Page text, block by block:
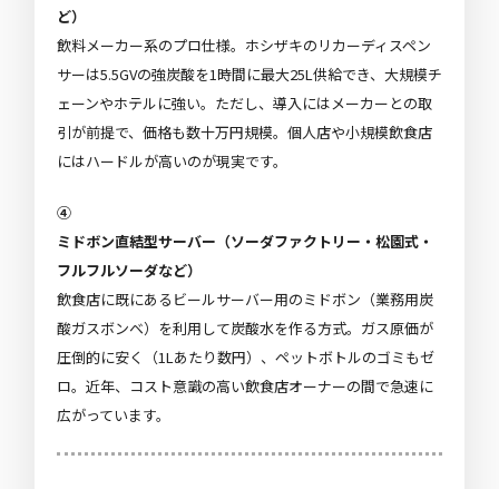
ど）
飲料メーカー系のプロ仕様。ホシザキのリカーディスペン
サーは5.5GVの強炭酸を1時間に最大25L供給でき、大規模チ
ェーンやホテルに強い。ただし、導入にはメーカーとの取
引が前提で、価格も数十万円規模。個人店や小規模飲食店
にはハードルが高いのが現実です。
④
ミドボン直結型サーバー（ソーダファクトリー・松園式・
フルフルソーダなど）
飲食店に既にあるビールサーバー用のミドボン（業務用炭
酸ガスボンベ）を利用して炭酸水を作る方式。ガス原価が
圧倒的に安く（1Lあたり数円）、ペットボトルのゴミもゼ
ロ。近年、コスト意識の高い飲食店オーナーの間で急速に
広がっています。